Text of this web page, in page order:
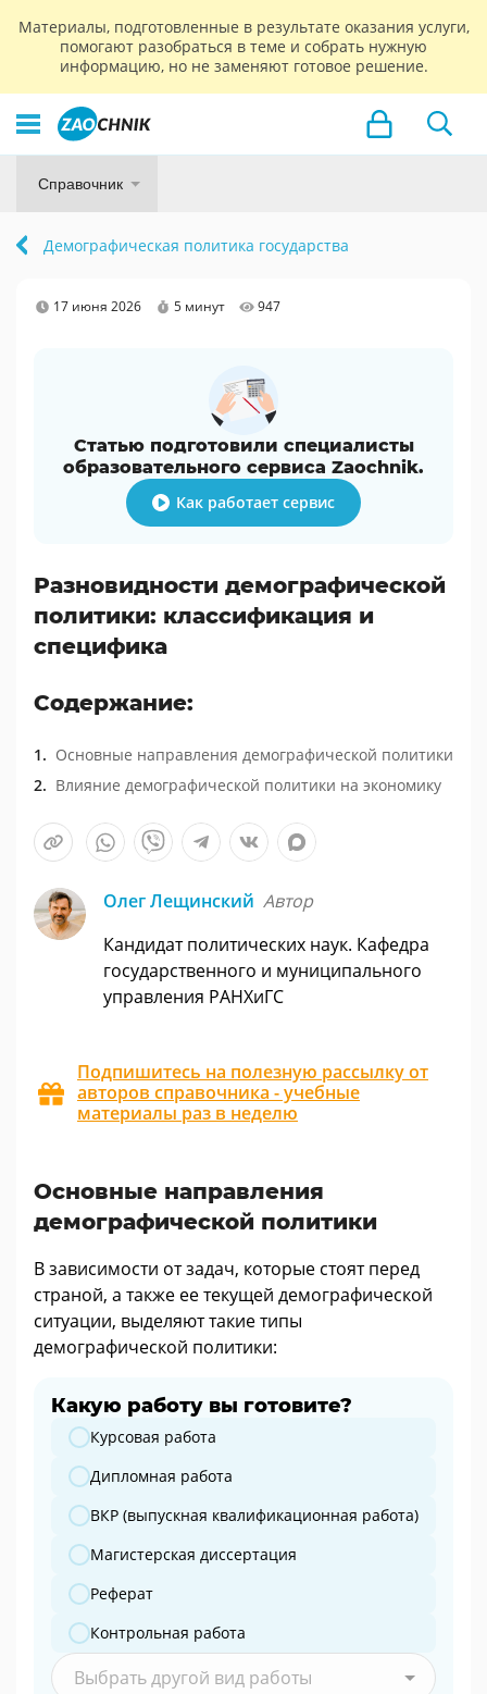
Материалы, подготовленные в результате оказания услуги,
помогают разобраться в теме и собрать нужную
информацию, но не заменяют готовое решение.
Справочник
Демографическая политика государства
17 июня 2026 5 минут 947
Статью подготовили специалисты
образовательного сервиса Zaochnik.
Как работает сервис
Разновидности демографической
политики: классификация и
специфика
Содержание:
Основные направления демографической политики
Влияние демографической политики на экономику
Олег Лещинский Автор
Кандидат политических наук. Кафедра
государственного и муниципального
управления РАНХиГС
Подпишитесь на полезную рассылку от
авторов справочника - учебные
материалы раз в неделю
Основные направления
демографической политики
В зависимости от задач, которые стоят перед
страной, а также ее текущей демографической
ситуации, выделяют такие типы
демографической политики:
Какую работу вы готовите?
Какую работу вы готовите?
Курсовая работа
Дипломная работа
ВКР (выпускная квалификационная работа)
Магистерская диссертация
Реферат
Контрольная работа
Выбрать другой вид работы